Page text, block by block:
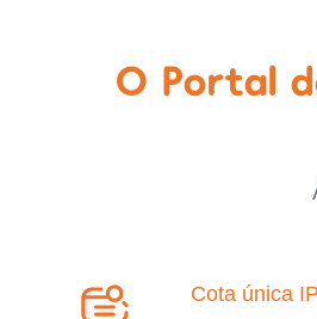
O Portal
Cota única